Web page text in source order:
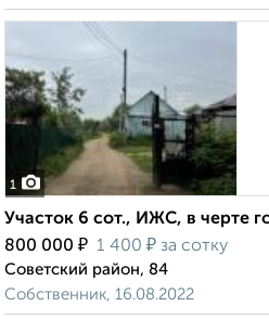
1
Участок 6 сот., ИЖС, в черте
800 000 ₽ 1 400 ₽ за сотку
Советский район, 84
Собственник, 16.08.2022